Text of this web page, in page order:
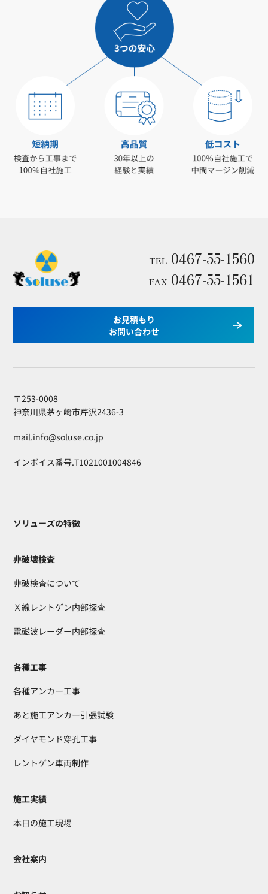
TEL 0467-55-1560
FAX 0467-55-1561
お見積もり
お問い合わせ
〒253-0008
神奈川県茅ヶ崎市芹沢2436-3
mail.info@soluse.co.jp
インボイス番号.T1021001004846
ソリューズの特徴
非破壊検査
非破検査について
Ｘ線レントゲン内部探査
電磁波レーダー内部探査
各種工事
各種アンカー工事
あと施工アンカー引張試験
ダイヤモンド穿孔工事
レントゲン車両制作
施工実績
本日の施工現場
会社案内